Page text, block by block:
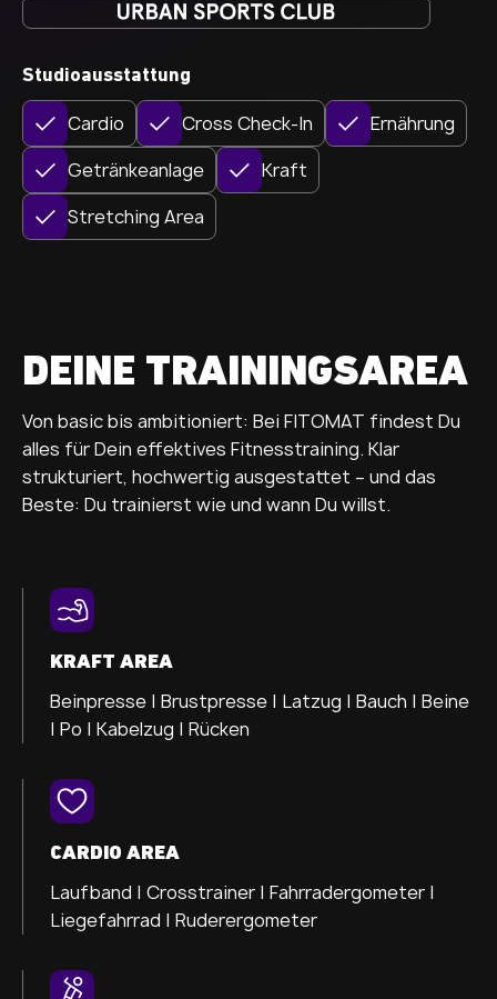
Studioausstattung
Cardio Cross Check-In
Ernährung
Getränkeanlage
Kraft
Stretching Area
DEINE TRAININGSAREA
Von basic bis ambitioniert: Bei FITOMAT findest Du
alles für Dein effektives Fitnesstraining. Klar
strukturiert, hochwertig ausgestattet – und das
Beste: Du trainierst wie und wann Du willst.
KRAFT AREA
Beinpresse | Brustpresse | Latzug | Bauch | Beine
| Po | Kabelzug | Rücken
CARDIO AREA
Laufband | Crosstrainer | Fahrradergometer |
Liegefahrrad | Ruderergometer